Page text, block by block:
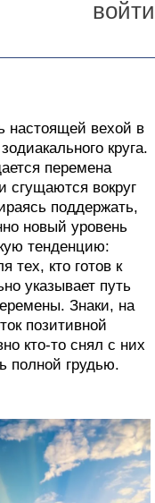
войти
настоящей вехой в
круга.
перемена
сгущаются вокруг
поддержать,
новый уровень
тенденцию:
тех, кто готов к
указывает путь
Знаки, на
позитивной
кто-то снял с них
полной грудью.